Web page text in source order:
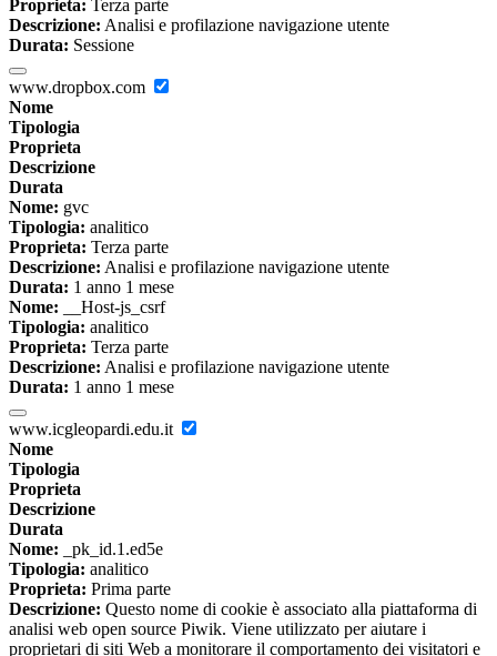
Proprieta: Terza parte
Descrizione: Analisi e profilazione navigazione utente
Durata: Sessione
www.dropbox.com
Nome
Tipologia
Proprieta
Descrizione
Durata
Nome: gvc
Tipologia: analitico
Proprieta: Terza parte
Descrizione: Analisi e profilazione navigazione utente
Durata: 1 anno 1 mese
Nome: __Host-js_csrf
Tipologia: analitico
Proprieta: Terza parte
Descrizione: Analisi e profilazione navigazione utente
Durata: 1 anno 1 mese
www.icgleopardi.edu.it
Nome
Tipologia
Proprieta
Descrizione
Durata
Nome: _pk_id.1.ed5e
Tipologia: analitico
Proprieta: Prima parte
Descrizione: Questo nome di cookie è associato alla piattaforma di
analisi web open source Piwik. Viene utilizzato per aiutare i
proprietari di siti Web a monitorare il comportamento dei visitatori e